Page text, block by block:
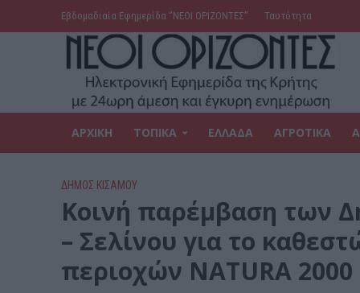
Εβδομαδιαία Εφημερίδα ‘’ΝΕΟΙ ΟΡΙΖΟΝΤΕΣ’’ Ταυτότητα
ΑΡΧΙΚΗ ΤΟΠΙΚΑ ΕΛΛΑΔΑ ΑΓΡΟΤΙΚΑ
ΔΉΜΟΣ ΚΙΣΆΜΟΥ
Κοινή παρέμβαση των
– Σελίνου για το
περιοχών NATURA 2000